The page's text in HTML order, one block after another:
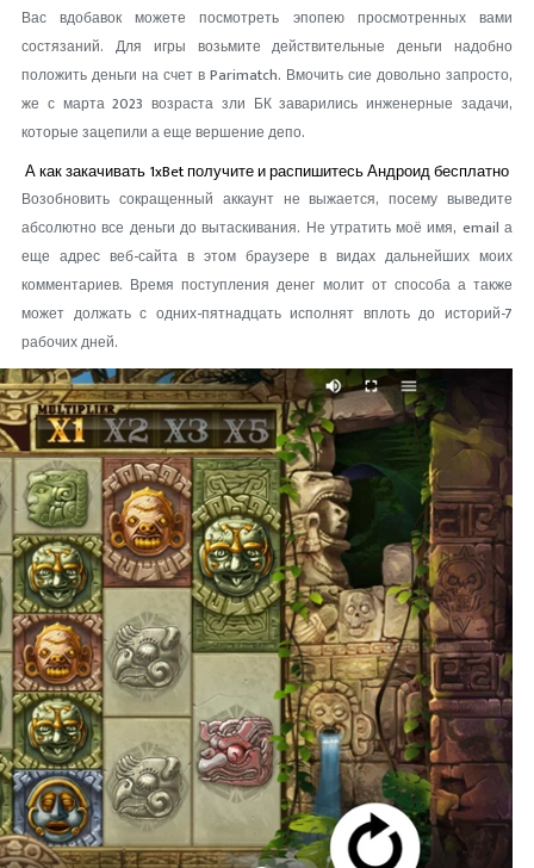
Вас вдобавок можете посмотреть эпопею просмотренных вами
состязаний. Для игры возьмите действительные деньги надобно
положить деньги на счет в Parimatch. Вмочить сие довольно запросто,
же с марта 2023 возраста зли БК заварились инженерные задачи,
которые зацепили а еще вершение депо.
А как закачивать 1xBet получите и распишитесь Андроид бесплатно
Возобновить сокращенный аккаунт не выжается, посему выведите
абсолютно все деньги до вытаскивания. Не утратить моё имя, email а
еще адрес веб-сайта в этом браузере в видах дальнейших моих
комментариев. Время поступления денег молит от способа а также
может должать с одних-пятнадцать исполнят вплоть до историй-7
рабочих дней.